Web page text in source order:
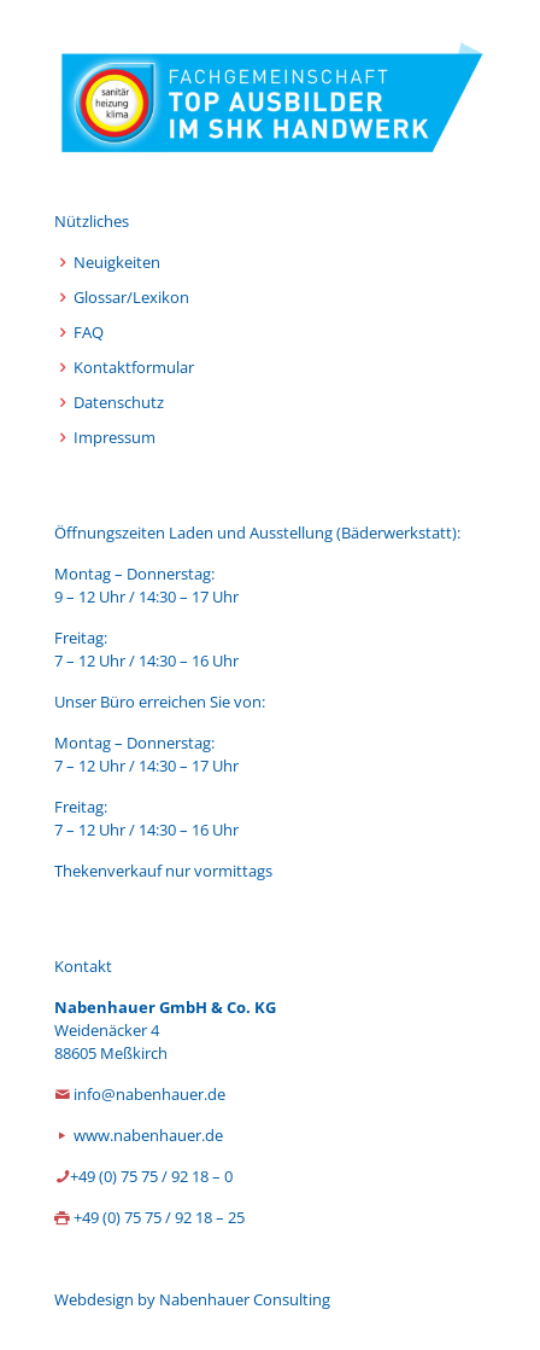
Nützliches
Neuigkeiten
Glossar/Lexikon
FAQ
Kontaktformular
Datenschutz
Impressum
Öffnungszeiten Laden und Ausstellung (Bäderwerkstatt):
Montag – Donnerstag:
9 – 12 Uhr / 14:30 – 17 Uhr
Freitag:
7 – 12 Uhr / 14:30 – 16 Uhr
Unser Büro erreichen Sie von:
Montag – Donnerstag:
7 – 12 Uhr / 14:30 – 17 Uhr
Freitag:
7 – 12 Uhr / 14:30 – 16 Uhr
Thekenverkauf nur vormittags
Kontakt
Nabenhauer GmbH & Co. KG
Weidenäcker 4
88605 Meßkirch
info@nabenhauer.de
www.nabenhauer.de
+49 (0) 75 75 / 92 18 – 0
+49 (0) 75 75 / 92 18 – 25
Webdesign by Nabenhauer Consulting